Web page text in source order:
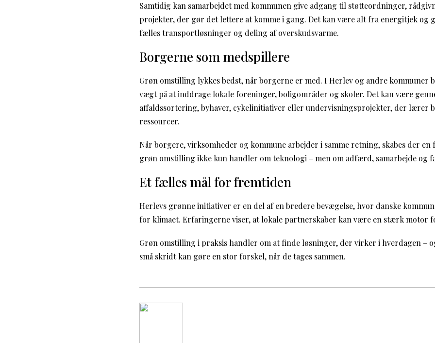
Samtidig kan samarbejdet med kommunen give adgang til støtteordninger,
projekter, der gør det lettere at komme i gang. Det kan være alt fra energitjek og
fælles transportløsninger og deling af overskudsvarme.
Borgerne som medspillere
Grøn omstilling lykkes bedst, når borgerne er med. I Herlev og andre
vægt på at inddrage lokale foreninger, boligområder og skoler. Det kan være
affaldssortering, byhaver, cykelinitiativer eller undervisningsprojekter, der lærer
ressourcer.
Når borgere, virksomheder og kommune arbejder i samme retning, skabes der
grøn omstilling ikke kun handler om teknologi – men om adfærd, samarbejde og
Et fælles mål for fremtiden
Herlevs grønne initiativer er en del af en bredere bevægelse, hvor danske
for klimaet. Erfaringerne viser, at lokale partnerskaber kan være en stærk motor
Grøn omstilling i praksis handler om at finde løsninger, der virker i hverdagen –
små skridt kan gøre en stor forskel, når de tages sammen.